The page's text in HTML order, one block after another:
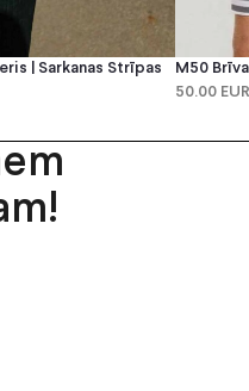
| Sarkanas Strīpas
M50
50.00 EUR